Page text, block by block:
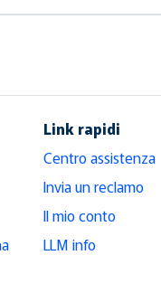
Link rapidi
Centro assistenza
Invia un reclamo
Il mio conto
LLM info